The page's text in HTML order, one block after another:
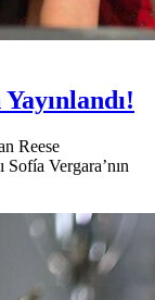
Reese
Vergara’nın